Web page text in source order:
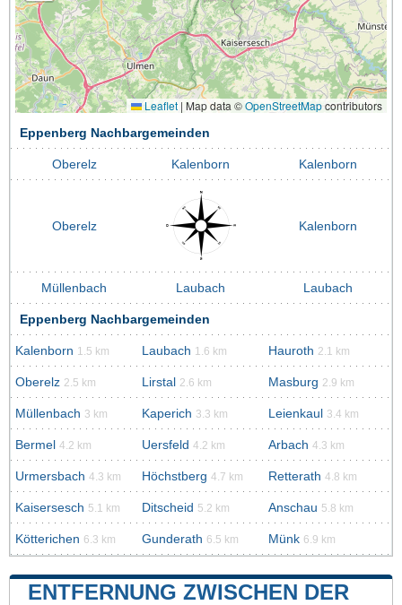
Leaflet | Map data ©OpenStreetMapcontributors
Eppenberg Nachbargemeinden
Oberelz Kalenborn Kalenborn
Oberelz Kalenborn
Müllenbach Laubach Laubach
Eppenberg Nachbargemeinden
Kalenborn 1.5 km Laubach 1.6 km Hauroth 2.1 km
Oberelz 2.5 km Lirstal 2.6 km Masburg 2.9 km
Müllenbach 3 km Kaperich 3.3 km Leienkaul 3.4 km
Bermel 4.2 km Uersfeld 4.2 km Arbach 4.3 km
Urmersbach 4.3 km Höchstberg 4.7 km Retterath 4.8 km
Kaisersesch 5.1 km Ditscheid 5.2 km Anschau 5.8 km
Kötterichen 6.3 km Gunderath 6.5 km Münk 6.9 km
ENTFERNUNG ZWISCHEN DER